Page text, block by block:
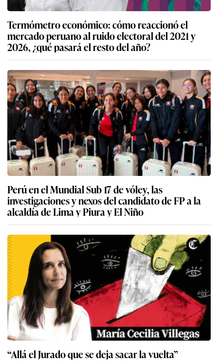
Termómetro económico: cómo reaccionó el
mercado peruano al ruido electoral del 2021 y
2026, ¿qué pasará el resto del año?
Perú en el Mundial Sub 17 de vóley, las
investigaciones y nexos del candidato de FP a la
alcaldía de Lima y Piura y El Niño
“Allá el Jurado que se deja sacar la vuelta”